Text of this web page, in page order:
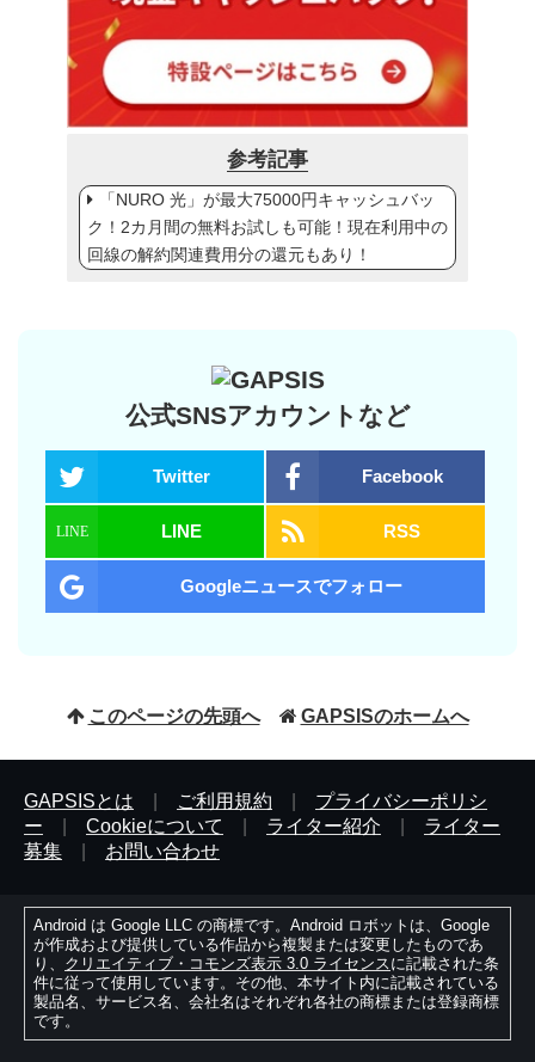
参考記事
「NURO 光」が最大75000円キャッシュバッ
ク！2カ月間の無料お試しも可能！現在利用中の
回線の解約関連費用分の還元もあり！
公式SNSアカウントなど
Twitter Facebook
LINE RSS
Googleニュースでフォロー
このページの先頭へ GAPSISのホームへ
GAPSISとは ご利用規約
プライバシーポリシ
ー
Cookieについて ライター紹介
ライター
募集
お問い合わせ
Android は Google LLC の商標です。Android ロボットは、Google
が作成および提供している作品から複製または変更したものであ
り、 クリエイティブ・コモンズ表示 3.0 ライセンスに記載された条
件に従って使用しています。その他、本サイト内に記載されている
製品名、サービス名、会社名はそれぞれ各社の商標または登録商標
です。